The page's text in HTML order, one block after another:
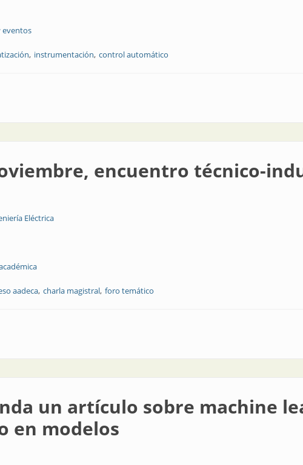
eventos
instrumentación control automático
es en agosto
encuentro técnico-
Eléctrica
aadeca charla magistral foro temático
encuentro técnico-industrial
un artículo sobre machine
en modelos